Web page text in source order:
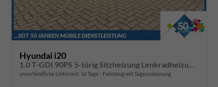
Hyundai i20
unverbindliche Lieferzeit: 16 Tage Fahrzeug mit Tageszulassung